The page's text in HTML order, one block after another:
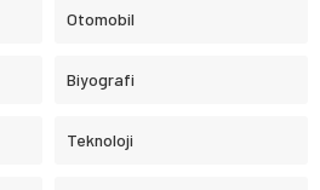
Otomobil
Biyografi
Teknoloji